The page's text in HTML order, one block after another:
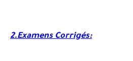
2.Examens Corrigés: